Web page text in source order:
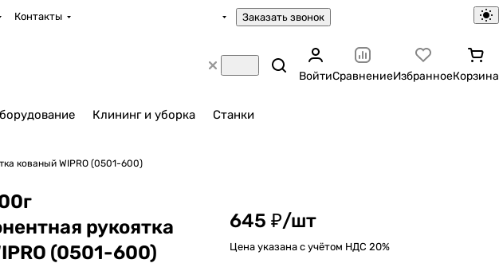
Контакты Заказать звонок
ВойтиСравнениеИзбранноеКорзина
Клининг и уборка Станки
кованый WIPRO (0501-600)
рукоятка
(0501-600)
645 ₽/шт
Цена указана с учётом НДС 20%